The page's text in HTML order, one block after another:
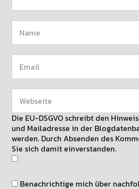
Die EU-DSGVO schreibt den
und Mailadresse in der
werden. Durch Absenden des
Sie sich damit einverstanden.
Benachrichtige mich über